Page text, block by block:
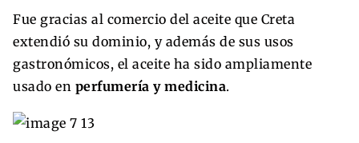
Fue gracias al comercio del aceite que Creta
extendió su dominio, y además de sus usos
gastronómicos, el aceite ha sido ampliamente
usado en perfumería y medicina.